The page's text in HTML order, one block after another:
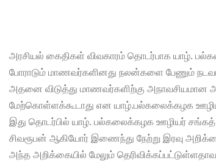
அரசியல் கைதிகள் விவகாரம் தொடர்பாக யாழ்.
போராடும் மாணவர்களினது நலன்களை பேணும்
அதனை விடுத்து மாணவர்களிற்கு
மேற்கொள்ளக்கூடாது என யாழ்.பல்கலைக்கழக
இது தொடர்பில் யாழ். பல்கலைக்கழக ஊழியர்
சிவரூபன் ஆகியோர் இணைந்து நேற்று இரவு
அந்த அறிக்கையில் மேலும்